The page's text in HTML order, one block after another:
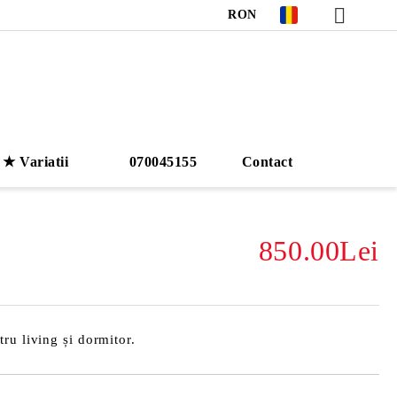
RON
★ Variatii 070045155 Contact
850.00Lei
living și dormitor.